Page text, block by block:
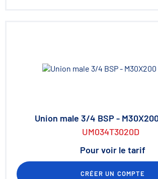
Union male 3/4 BSP -
UM034T3020D
Pour voir le tarif
CRÉER UN COMPTE